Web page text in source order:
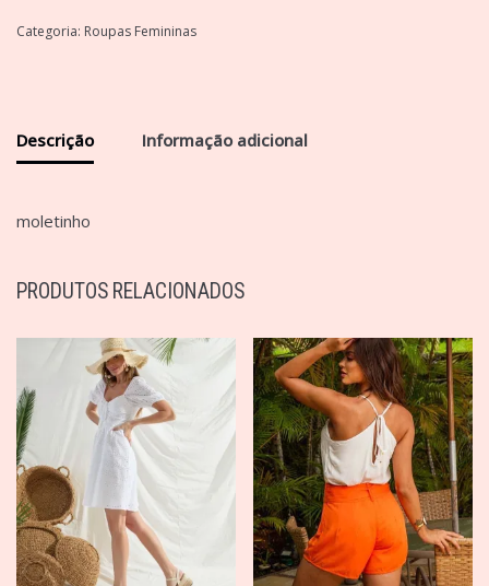
Categoria: Roupas Femininas
Descrição Informação adicional
moletinho
PRODUTOS RELACIONADOS